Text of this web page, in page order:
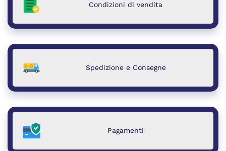
Condizioni di vendita
Spedizione e Consegne
Pagamenti